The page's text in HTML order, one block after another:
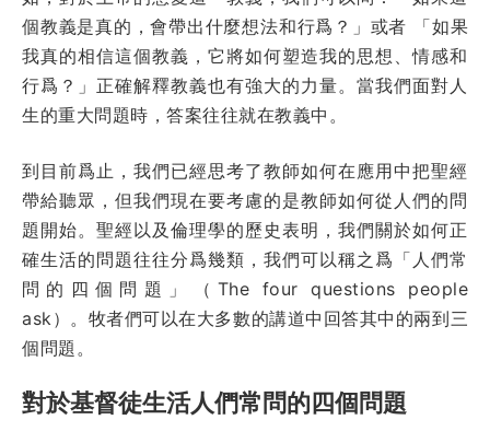
個教義是真的，會帶出什麼想法和行爲？」或者 「如果
我真的相信這個教義，它將如何塑造我的思想、情感和
行爲？」正確解釋教義也有強大的力量。當我們面對人
生的重大問題時，答案往往就在教義中。
到目前爲止，我們已經思考了教師如何在應用中把聖經
帶給聽眾，但我們現在要考慮的是教師如何從人們的問
題開始。聖經以及倫理學的歷史表明，我們關於如何正
確生活的問題往往分爲幾類，我們可以稱之爲「人們常
問的四個問題」（The four questions people
ask）。牧者們可以在大多數的講道中回答其中的兩到三
個問題。
對於基督徒生活人們常問的四個問題